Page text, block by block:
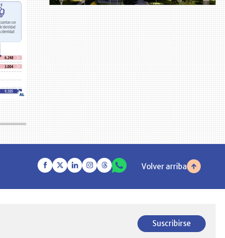
Volver arriba
Suscribirse